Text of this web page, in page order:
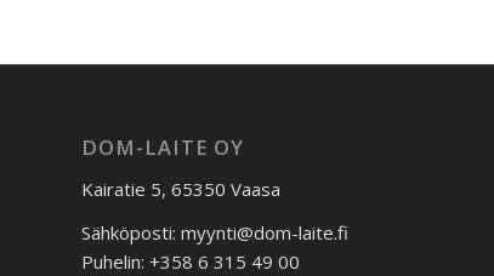
DOM-LAITE OY
Kairatie 5, 65350 Vaasa
Sähköposti: myynti@dom-laite.fi
Puhelin: +358 6 315 49 00